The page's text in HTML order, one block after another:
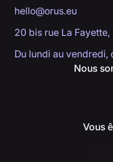
hello@orus.eu
20 bis rue La
Du lundi au vendredi,
Nous
Vous